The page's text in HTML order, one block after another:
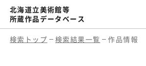
北海道立美術館等
所蔵作品データベース
検索トップ 検索結果一覧 作品情報